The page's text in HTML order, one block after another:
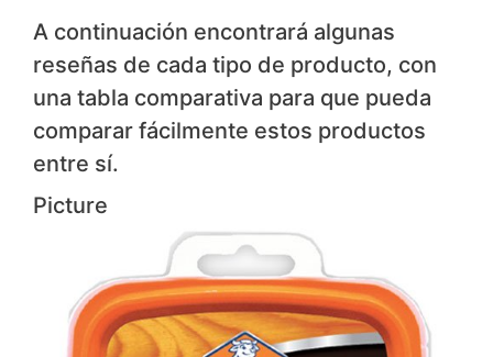
A continuación encontrará algunas
reseñas de cada tipo de producto, con
una tabla comparativa para que pueda
comparar fácilmente estos productos
entre sí.
Picture